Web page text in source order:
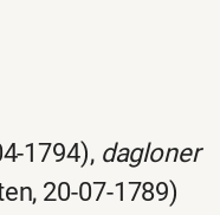
1794), dagloner
20-07-1789)